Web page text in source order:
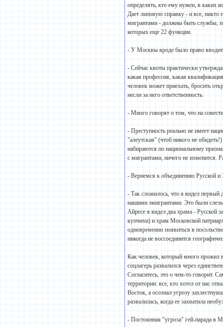
определять, кто ему нужен, в каких
Дает липовую справку - и все, никто
мигрантами - должны быть службы,
которых еще 22 функции.
- У Москвы вроде было право
- Сейчас квоты практически
какая профессия, какая
человек может приехать, бросить
несли за него ответственность.
- Много говорят о том, что на
- Преступность реально не имеет
"алеутская" (чтоб никого не
набираются по национальному
с мигрантами, ничего не изменится.
- Вернемся к объединению Русской
- Так сложилось, что я видел первый
нашими эмигрантами. Это были
Айресе я видел два храма - Русской
купчихи) и храм Московской
одновременно появиться в
никогда не воссоединится
Как человек, который много прожил
соцлагерь развалился через
Согласитесь, это о чем-то говорит.
территории: все, кто хотел от нас
Восток, а осознал угрозу
развалилась, когда ее захватила
- Постоянная "угроза" гей-парада в